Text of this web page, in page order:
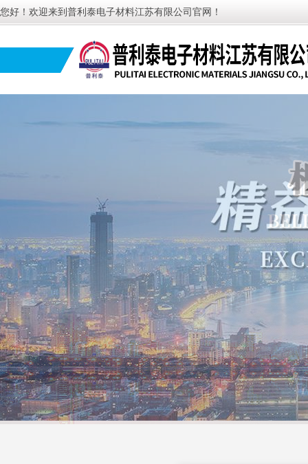
您好！欢迎来到普利泰电子材料江苏有限公司官网！